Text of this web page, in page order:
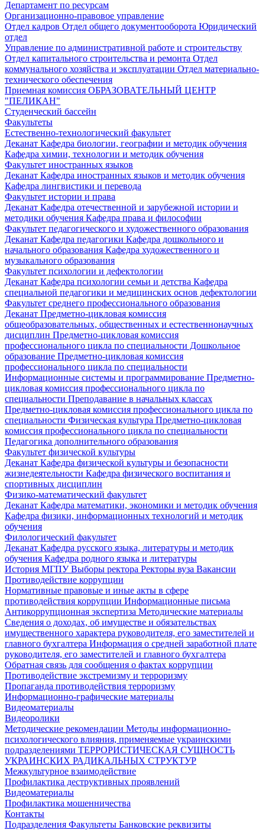
Департамент по ресурсам
Организационно-правовое управление
Отдел кадров Отдел общего документооборота Юридический
отдел
Управление по административной работе и строительству
Отдел капитального строительства и ремонта Отдел
коммунального хозяйства и эксплуатации Отдел материально-
технического обеспечения
Приемная комиссия ОБРАЗОВАТЕЛЬНЫЙ ЦЕНТР
"ПЕЛИКАН"
Студенческий бассейн
Факультеты
Естественно-технологический факультет
Деканат Кафедра биологии, географии и методик обучения
Кафедра химии, технологии и методик обучения
Факультет иностранных языков
Деканат Кафедра иностранных языков и методик обучения
Кафедра лингвистики и перевода
Факультет истории и права
Деканат Кафедра отечественной и зарубежной истории и
методики обучения Кафедра права и философии
Факультет педагогического и художественного образования
Деканат Кафедра педагогики Кафедра дошкольного и
начального образования Кафедра художественного и
музыкального образования
Факультет психологии и дефектологии
Деканат Кафедра психологии семьи и детства Кафедра
специальной педагогики и медицинских основ дефектологии
Факультет среднего профессионального образования
Деканат Предметно-цикловая комиссия
общеобразовательных, общественных и естественнонаучных
дисциплин Предметно-цикловая комиссия
профессионального цикла по специальности Дошкольное
образование Предметно-цикловая комиссия
профессионального цикла по специальности
Информационные системы и программирование Предметно-
цикловая комиссия профессионального цикла по
специальности Преподавание в начальных классах
Предметно-цикловая комиссия профессионального цикла по
специальности Физическая культура Предметно-цикловая
комиссия профессионального цикла по специальности
Педагогика дополнительного образования
Факультет физической культуры
Деканат Кафедра физической культуры и безопасности
жизнедеятельности Кафедра физического воспитания и
спортивных дисциплин
Физико-математический факультет
Деканат Кафедра математики, экономики и методик обучения
Кафедра физики, информационных технологий и методик
обучения
Филологический факультет
Деканат Кафедра русского языка, литературы и методик
обучения Кафедра родного языка и литературы
История МГПУВыборы ректора Ректоры вуза Вакансии
Противодействие коррупции
Нормативные правовые и иные акты в сфере
противодействия коррупции Информационные письма
Антикоррупционная экспертиза Методические материалы
Сведения о доходах, об имуществе и обязательствах
имущественного характера руководителя, его заместителей и
главного бухгалтера Информация о средней заработной плате
руководителя, его заместителей и главного бухгалтера
Обратная связь для сообщения о фактах коррупции
Противодействие экстремизму и терроризму
Пропаганда противодействия терроризму
Информационно-графические материалы
Видеоматериалы
Видеоролики
Методические рекомендации Методы информационно-
психологического влияния, применяемые украинскими
подразделениями ТЕРРОРИСТИЧЕСКАЯ СУЩНОСТЬ
УКРАИНСКИХ РАДИКАЛЬНЫХ СТРУКТУР
Межкультурное взаимодействие
Профилактика деструктивных проявлений
Видеоматериалы
Профилактика мошенничества
Контакты
Подразделения Факультеты Банковские реквизиты